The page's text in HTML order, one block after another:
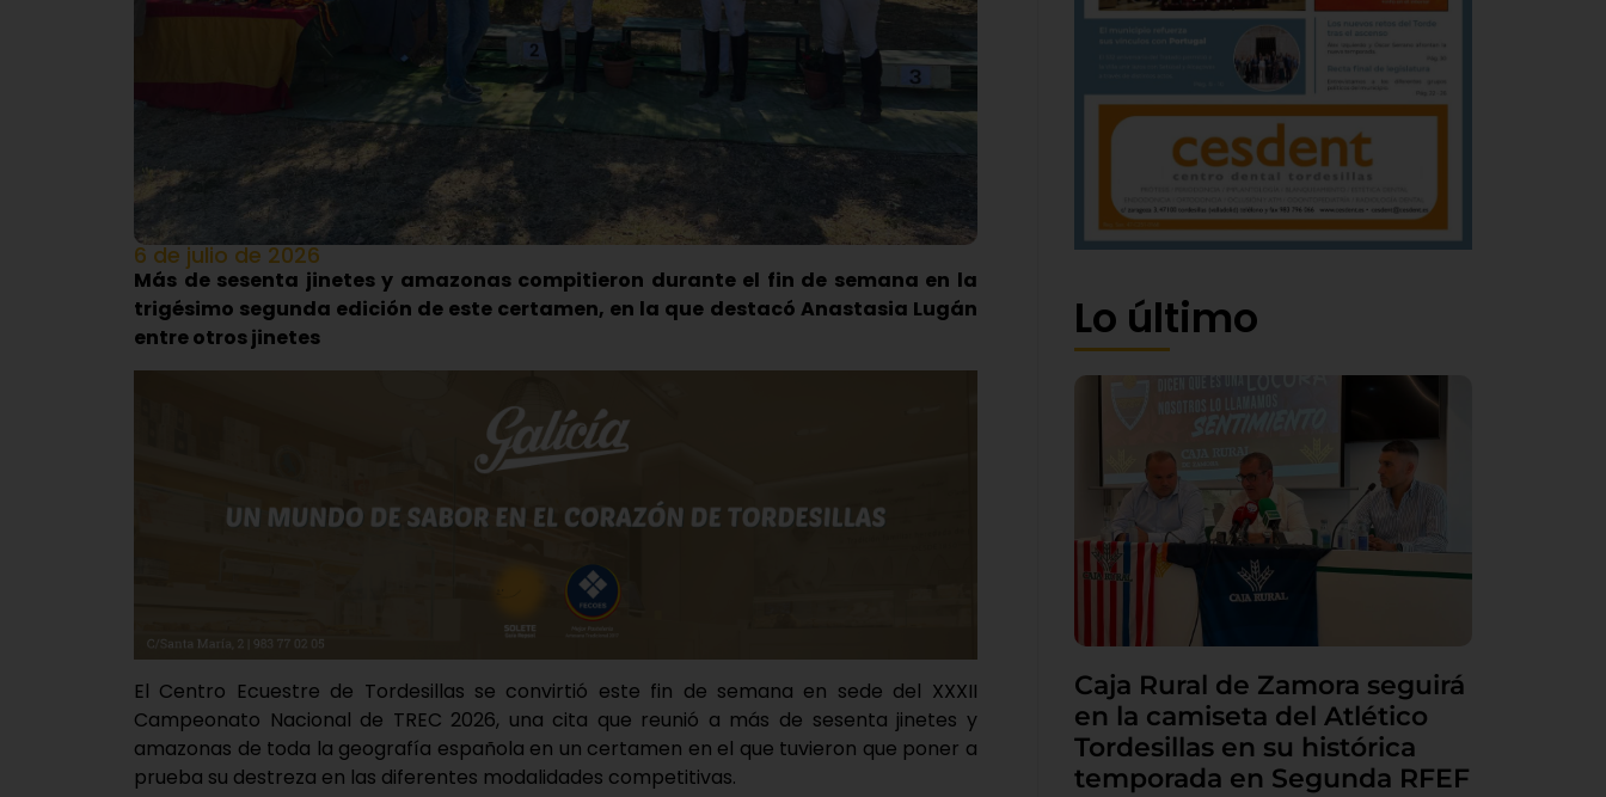
6 de julio de 2026
Más de sesenta jinetes y amazonas compitieron durante el fin de semana en la
trigésimo segunda edición de este certamen, en la que destacó Anastasia Lugán
entre otros jinetes
El Centro Ecuestre de Tordesillas se convirtió este fin de semana en sede del XXXII
Campeonato Nacional de TREC 2026, una cita que reunió a más de sesenta jinetes y
amazonas de toda la geografía española en un certamen en el que tuvieron que poner a
prueba su destreza en las diferentes modalidades competitivas.
Lo último
Caja Rural de Zamora seguirá
en la camiseta del Atlético
Tordesillas en su histórica
temporada en Segunda RFEF